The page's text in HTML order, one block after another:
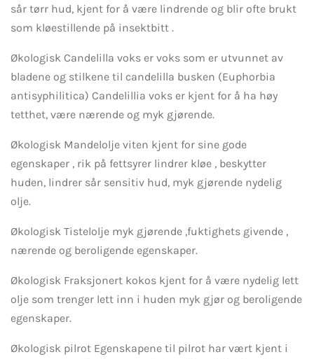
sår tørr hud, kjent for å være lindrende og blir ofte brukt
som kløestillende på insektbitt .
Økologisk Candelilla voks er voks som er utvunnet av
bladene og stilkene til candelilla busken (Euphorbia
antisyphilitica) Candelillia voks er kjent for å ha høy
tetthet, være nærende og myk gjørende.
Økologisk Mandelolje viten kjent for sine gode
egenskaper , rik på fettsyrer lindrer kløe , beskytter
huden, lindrer sår sensitiv hud, myk gjørende nydelig
olje.
Økologisk Tistelolje myk gjørende ,fuktighets givende ,
nærende og beroligende egenskaper.
Økologisk Fraksjonert kokos kjent for å være nydelig lett
olje som trenger lett inn i huden myk gjør og beroligende
egenskaper.
Økologisk pilrot Egenskapene til pilrot har vært kjent i